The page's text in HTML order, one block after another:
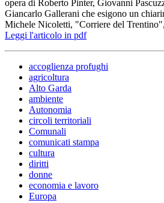
opera di Roberto Pinter, Giovanni
Giancarlo Gallerani che esigono un
Michele Nicoletti, "Corriere del
Leggi l'articolo in pdf
accoglienza profughi
agricoltura
Alto Garda
ambiente
Autonomia
circoli territoriali
Comunali
comunicati stampa
cultura
diritti
donne
economia e lavoro
Europa